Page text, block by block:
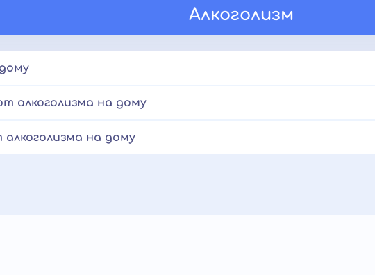
Алкоголизм
алкоголизма на дому
алкоголизма на дому